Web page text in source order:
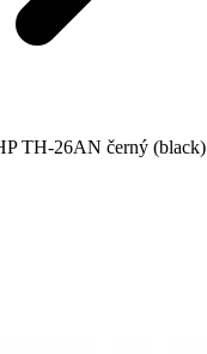
TH-26AN černý (black)